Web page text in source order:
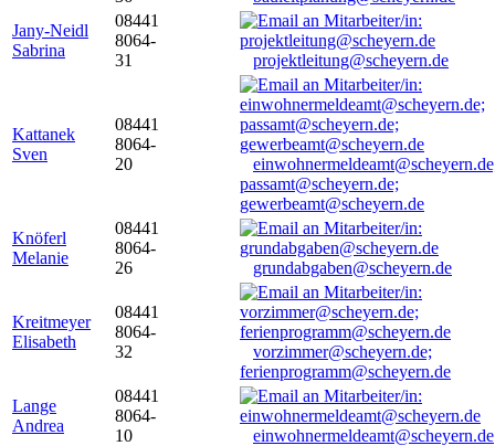
Jany-Neidl
Sabrina
08441
8064-
31
projektleitung@scheyern.de
Kattanek
Sven
08441
8064-
20
passamt@scheyern.de;
gewerbeamt@scheyern.de
Knöferl
Melanie
08441
8064-
26
grundabgaben@scheyern.de
Kreitmeyer
Elisabeth
08441
8064-
32
vorzimmer@scheyern.de;
ferienprogramm@scheyern.de
Lange
Andrea
08441
8064-
10
einwohnermeldeamt@scheyern.de